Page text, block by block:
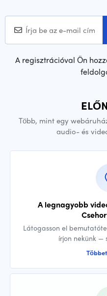
A regisztrációval Ön
Több, mint egy
audio- és
A legnagyobb
Látogasson el
írjon nekünk —